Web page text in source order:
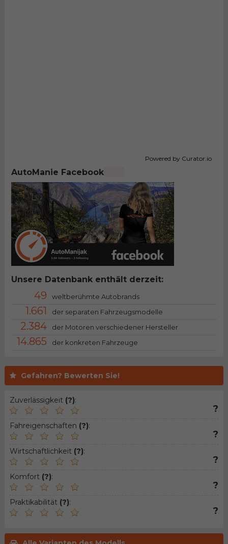
Gefahren? Bewerten Sie!
Zuverlässigkeit (?):
?
Fahreigenschaften (?):
?
Wirtschaftlichkeit (?):
?
Komfort (?):
?
Praktikabilität (?):
?
Powered by Curator.io
AutoManie Facebook
Unsere Datenbank enthält derzeit:
49 weltberühmte Autobrands
1.661 der separaten Fahrzeugsmodelle
2.384 der Motoren verschiedener Hersteller
14.865 der konkreten Fahrzeuge